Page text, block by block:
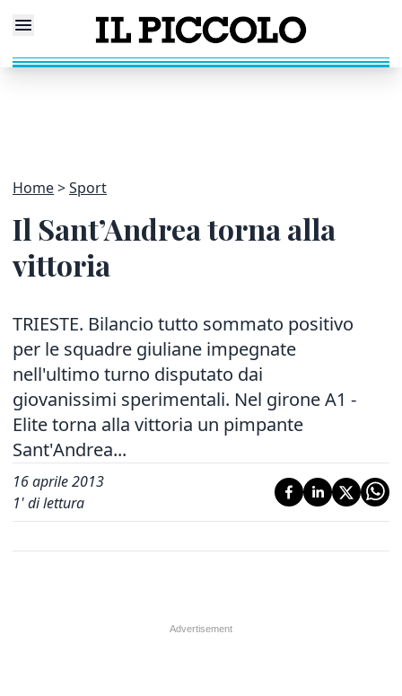
Home Sport
Il Sant’Andrea torna alla
vittoria
TRIESTE. Bilancio tutto sommato positivo
per le squadre giuliane impegnate
nell'ultimo turno disputato dai
giovanissimi sperimentali. Nel girone A1 -
Elite torna alla vittoria un pimpante
Sant'Andrea...
16 aprile 2013
1' di lettura